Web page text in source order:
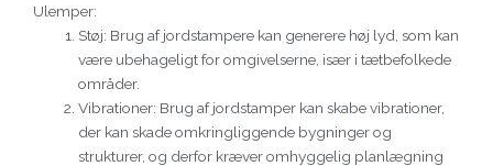
Ulemper:
Støj: Brug af jordstampere kan generere høj lyd, som kan
være ubehageligt for omgivelserne, især i tætbefolkede
områder.
Vibrationer: Brug af jordstamper kan skabe vibrationer,
der kan skade omkringliggende bygninger og
strukturer, og derfor kræver omhyggelig planlægning